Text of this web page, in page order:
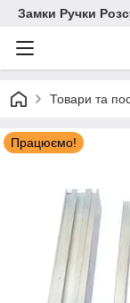
Замки Ручки
Товари та
Працюємо!